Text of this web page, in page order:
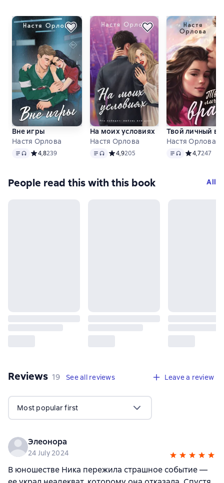
Вне игры
Настя Орлова
Text, audio format available
Средний рейтинг 4,8 на основе 239 оценок
4,8239
На моих условиях
Настя Орлова
Text, audio format available
Средний рейтинг 4,9 на основе 205
4,9205
Твой личный
Настя Орлова
Text, audio format
Средний
4,7247
People read this with this book All
Reviews 19 reviews
19 See all reviews Leave a review
Most popular first
Элеонора
24 July 2024
В юношестве Ника пережила страшное событие —